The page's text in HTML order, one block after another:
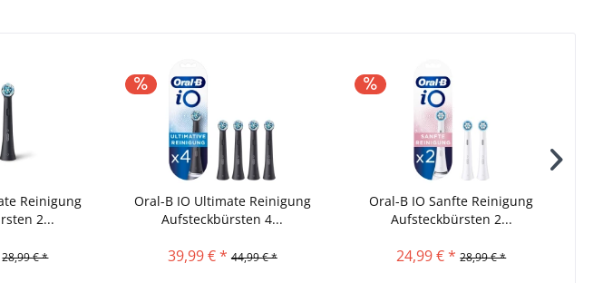
Reinigung
2...
28,99 € *
Oral-B IO Ultimate Reinigung
Aufsteckbürsten 4...
39,99 € * 44,99 € *
Oral-B IO Sanfte Reinigung
Aufsteckbürsten 2...
24,99 € * 28,99 € *